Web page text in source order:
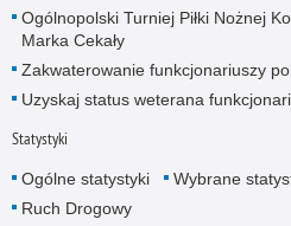
Ogólnopolski Turniej Piłki Nożnej
Marka Cekały
Zakwaterowanie funkcjonariuszy
Uzyskaj status weterana
Statystyki
Ogólne statystyki Wybrane
Ruch Drogowy